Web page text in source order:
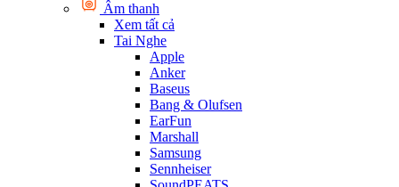
Âm thanh
Xem tất cả
Tai Nghe
Apple
Anker
Baseus
Bang & Olufsen
EarFun
Marshall
Samsung
Sennheiser